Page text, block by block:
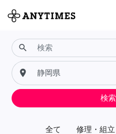
全て 修理・組立
search
place
検索